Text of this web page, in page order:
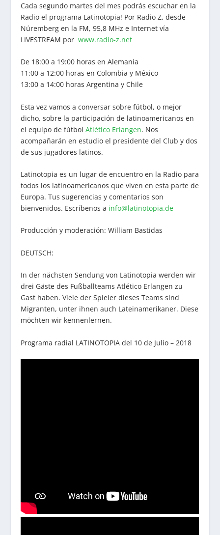
Cada segundo martes del mes podrás escuchar en la
Radio el programa Latinotopia! Por Radio Z, desde
Núremberg en la FM, 95,8 MHz e Internet vía
LIVESTREAM porwww.radio-z.net
De 18:00 a 19:00 horas en Alemania
11:00 a 12:00 horas en Colombia y México
13:00 a 14:00 horas Argentina y Chile
Esta vez vamos a conversar sobre fútbol, o mejor
dicho, sobre la participación de latinoamericanos en
el equipo de fútbolAtlético Erlangen. Nos
acompañarán en estudio el presidente del Club y dos
de sus jugadores latinos.
Latinotopia es un lugar de encuentro en la Radio para
todos los latinoamericanos que viven en esta parte de
Europa. Tus sugerencias y comentarios son
bienvenidos. Escríbenos a info@latinotopia.de
Producción y moderación: William Bastidas
DEUTSCH:
In der nächsten Sendung von Latinotopia werden wir
drei Gäste des Fußballteams Atlético Erlangen zu
Gast haben. Viele der Spieler dieses Teams sind
Migranten, unter ihnen auch Lateinamerikaner. Diese
möchten wir kennenlernen.
Programa radial LATINOTOPIA del 10 de Julio – 2018